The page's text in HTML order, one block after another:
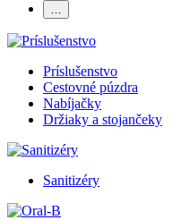
…
Príslušenstvo
Cestovné púzdra
Nabíjačky
Držiaky a stojančeky
Sanitizéry